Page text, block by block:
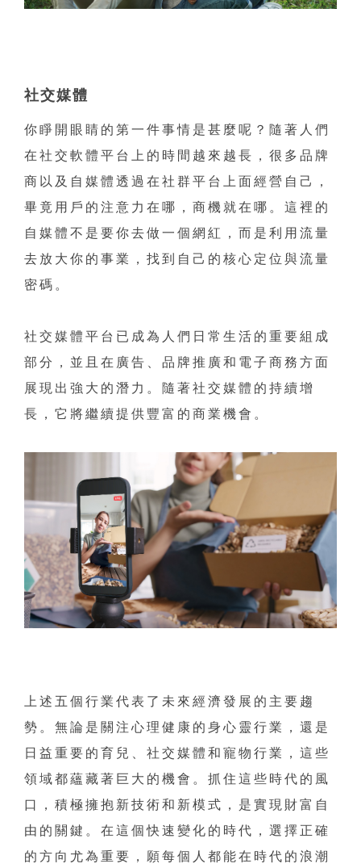
社交媒體
你睜開眼睛的第一件事情是甚麼呢？隨著人們
在社交軟體平台上的時間越來越長，很多品牌
商以及自媒體透過在社群平台上面經營自己，
畢竟用戶的注意力在哪，商機就在哪。這裡的
自媒體不是要你去做一個網紅，而是利用流量
去放大你的事業，找到自己的核心定位與流量
密碼。
社交媒體平台已成為人們日常生活的重要組成
部分，並且在廣告、品牌推廣和電子商務方面
展現出強大的潛力。隨著社交媒體的持續增
長，它將繼續提供豐富的商業機會。
上述五個行業代表了未來經濟發展的主要趨
勢。無論是關注心理健康的身心靈行業，還是
日益重要的育兒、社交媒體和寵物行業，這些
領域都蘊藏著巨大的機會。抓住這些時代的風
口，積極擁抱新技術和新模式，是實現財富自
由的關鍵。在這個快速變化的時代，選擇正確
的方向尤為重要，願每個人都能在時代的浪潮